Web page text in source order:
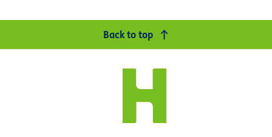
Back to top